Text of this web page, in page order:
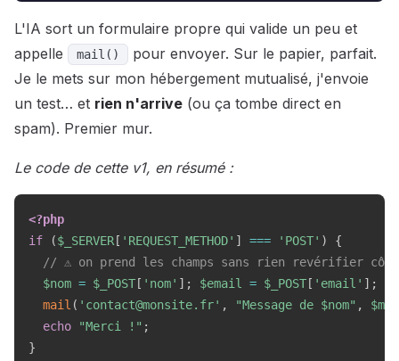
L'IA sort un formulaire propre qui valide un peu et
appelle
mail()
pour envoyer. Sur le papier, parfait.
Je le mets sur mon hébergement mutualisé, j'envoie
un test… et rien n'arrive (ou ça tombe direct en
spam). Premier mur.
Le code de cette v1, en résumé :
<?php
if
($_SERVER [ 'REQUEST_METHOD' ] === 'POST' )
{
// ⚠️ on prend les champs sans rien revérifier
$nom = $_POST [ 'nom' ] ; $email = $_POST [ 'email' ] ;
mail ( 'contact@monsite.fr' , "Message de $nom" ,
echo
"Merci !" ;
}